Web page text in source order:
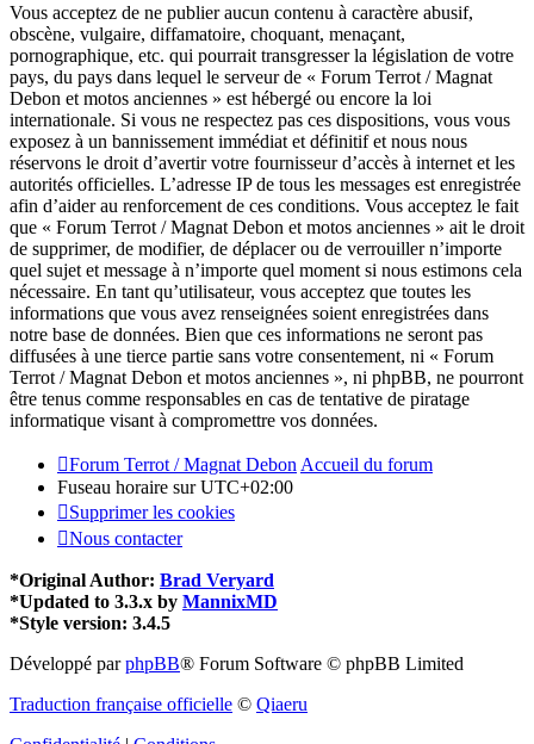
Vous acceptez de ne publier aucun contenu à caractère abusif,
obscène, vulgaire, diffamatoire, choquant, menaçant,
pornographique, etc. qui pourrait transgresser la législation de votre
pays, du pays dans lequel le serveur de « Forum Terrot / Magnat
Debon et motos anciennes » est hébergé ou encore la loi
internationale. Si vous ne respectez pas ces dispositions, vous vous
exposez à un bannissement immédiat et définitif et nous nous
réservons le droit d’avertir votre fournisseur d’accès à internet et les
autorités officielles. L’adresse IP de tous les messages est enregistrée
afin d’aider au renforcement de ces conditions. Vous acceptez le fait
que « Forum Terrot / Magnat Debon et motos anciennes » ait le droit
de supprimer, de modifier, de déplacer ou de verrouiller n’importe
quel sujet et message à n’importe quel moment si nous estimons cela
nécessaire. En tant qu’utilisateur, vous acceptez que toutes les
informations que vous avez renseignées soient enregistrées dans
notre base de données. Bien que ces informations ne seront pas
diffusées à une tierce partie sans votre consentement, ni « Forum
Terrot / Magnat Debon et motos anciennes », ni phpBB, ne pourront
être tenus comme responsables en cas de tentative de piratage
informatique visant à compromettre vos données.
Forum Terrot / Magnat Debon Accueil du forum
Fuseau horaire surUTC+02:00
Supprimer les cookies
Nous contacter
*Original Author: Brad Veryard
*Updated to 3.3.x by MannixMD
*Style version: 3.4.5
Développé parphpBB® Forum Software © phpBB Limited
Traduction française officielle © Qiaeru